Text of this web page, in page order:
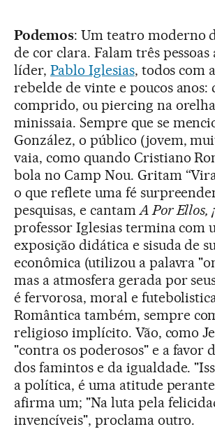
Podemos: Um teatro moderno
de cor clara. Falam três pessoas
líder, Pablo Iglesias, todos com
rebelde de vinte e poucos anos:
comprido, ou piercing na
minissaia. Sempre que se
González, o público (jovem,
vaia, como quando Cristiano
bola no Camp Nou. Gritam
o que reflete uma fé
pesquisas, e cantam A Por Ellos,
professor Iglesias termina com
exposição didática e sisuda de
econômica (utilizou a palavra
mas a atmosfera gerada por
é fervorosa, moral e
Romântica também, sempre
religioso implícito. Vão, como
"contra os poderosos" e a favor
dos famintos e da igualdade.
a política, é uma atitude
afirma um; "Na luta pela
invencíveis", proclama outro.